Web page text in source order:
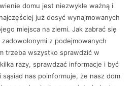
domu jest niezwykle ważną i
już dosyć wynajmowanych
miejsca na ziemi. Jak zabrać się
z podejmowanych
trzeba wszystko sprawdzić w
razy, sprawdzać informacje i być
nas poinformuje, że nasz dom